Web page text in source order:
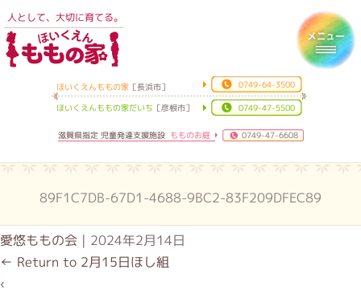
人として、大切に育てる。
ほいくえんももの家 ［長浜市］ 0749-64-3500
ほいくえんももの家だいち ［彦根市］ 0749-47-5500
滋賀県指定 児童発達支援施設もものお庭 0749-47-6608
89F1C7DB-67D1-4688-9BC2-83F209DFEC89
愛悠ももの会 | 2024年2月14日
← Return to 2月15日ほし組
‹